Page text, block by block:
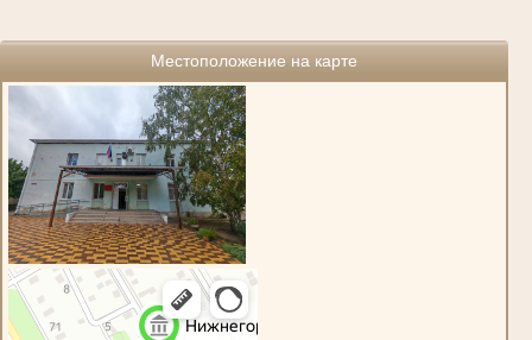
Местоположение на карте